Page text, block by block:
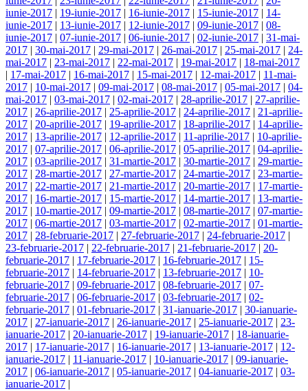
iunie-2017 | 19-iunie-2017 | 16-iunie-2017 | 15-iunie-2017 | 14-
iunie-2017 | 13-iunie-2017 | 12-iunie-2017 | 09-iunie-2017 | 08-
iunie-2017 | 07-iunie-2017 | 06-iunie-2017 | 02-iunie-2017 | 31-mai-
2017 | 30-mai-2017 | 29-mai-2017 | 26-mai-2017 | 25-mai-2017 | 24-
mai-2017 | 23-mai-2017 | 22-mai-2017 | 19-mai-2017 | 18-mai-2017
| 17-mai-2017 | 16-mai-2017 | 15-mai-2017 | 12-mai-2017 | 11-mai-
2017 | 10-mai-2017 | 09-mai-2017 | 08-mai-2017 | 05-mai-2017 | 04-
mai-2017 | 03-mai-2017 | 02-mai-2017 | 28-aprilie-2017 | 27-aprilie-
2017 | 26-aprilie-2017 | 25-aprilie-2017 | 24-aprilie-2017 | 21-aprilie-
2017 | 20-aprilie-2017 | 19-aprilie-2017 | 18-aprilie-2017 | 14-aprilie-
2017 | 13-aprilie-2017 | 12-aprilie-2017 | 11-aprilie-2017 | 10-aprilie-
2017 | 07-aprilie-2017 | 06-aprilie-2017 | 05-aprilie-2017 | 04-aprilie-
2017 | 03-aprilie-2017 | 31-martie-2017 | 30-martie-2017 | 29-martie-
2017 | 28-martie-2017 | 27-martie-2017 | 24-martie-2017 | 23-martie-
2017 | 22-martie-2017 | 21-martie-2017 | 20-martie-2017 | 17-martie-
2017 | 16-martie-2017 | 15-martie-2017 | 14-martie-2017 | 13-martie-
2017 | 10-martie-2017 | 09-martie-2017 | 08-martie-2017 | 07-martie-
2017 | 06-martie-2017 | 03-martie-2017 | 02-martie-2017 | 01-martie-
2017 | 28-februarie-2017 | 27-februarie-2017 | 24-februarie-2017 |
23-februarie-2017 | 22-februarie-2017 | 21-februarie-2017 | 20-
februarie-2017 | 17-februarie-2017 | 16-februarie-2017 | 15-
februarie-2017 | 14-februarie-2017 | 13-februarie-2017 | 10-
februarie-2017 | 09-februarie-2017 | 08-februarie-2017 | 07-
februarie-2017 | 06-februarie-2017 | 03-februarie-2017 | 02-
februarie-2017 | 01-februarie-2017 | 31-ianuarie-2017 | 30-ianuarie-
2017 | 27-ianuarie-2017 | 26-ianuarie-2017 | 25-ianuarie-2017 | 23-
ianuarie-2017 | 20-ianuarie-2017 | 19-ianuarie-2017 | 18-ianuarie-
2017 | 17-ianuarie-2017 | 16-ianuarie-2017 | 13-ianuarie-2017 | 12-
ianuarie-2017 | 11-ianuarie-2017 | 10-ianuarie-2017 | 09-ianuarie-
2017 | 06-ianuarie-2017 | 05-ianuarie-2017 | 04-ianuarie-2017 | 03-
ianuarie-2017 |